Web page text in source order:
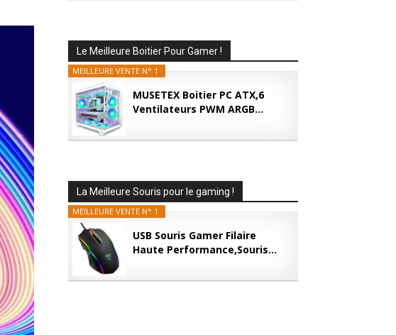
Le Meilleure Boitier Pour Gamer !
MEILLEURE VENTE N° 1
MUSETEX Boitier PC ATX,6
Ventilateurs PWM ARGB...
La Meilleure Souris pour le gaming !
MEILLEURE VENTE N° 1
USB Souris Gamer Filaire
Haute Performance,Souris...